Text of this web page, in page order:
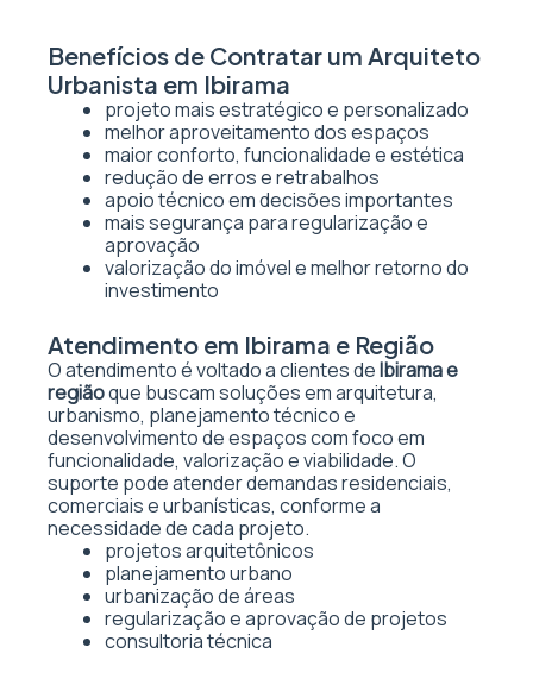
Benefícios de Contratar um Arquiteto
Urbanista em Ibirama
projeto mais estratégico e personalizado
melhor aproveitamento dos espaços
maior conforto, funcionalidade e estética
redução de erros e retrabalhos
apoio técnico em decisões importantes
mais segurança para regularização e
aprovação
valorização do imóvel e melhor retorno do
investimento
Atendimento em Ibirama e Região
O atendimento é voltado a clientes deIbirama e
regiãoque buscam soluções em arquitetura,
urbanismo, planejamento técnico e
desenvolvimento de espaços com foco em
funcionalidade, valorização e viabilidade. O
suporte pode atender demandas residenciais,
comerciais e urbanísticas, conforme a
necessidade de cada projeto.
projetos arquitetônicos
planejamento urbano
urbanização de áreas
regularização e aprovação de projetos
consultoria técnica